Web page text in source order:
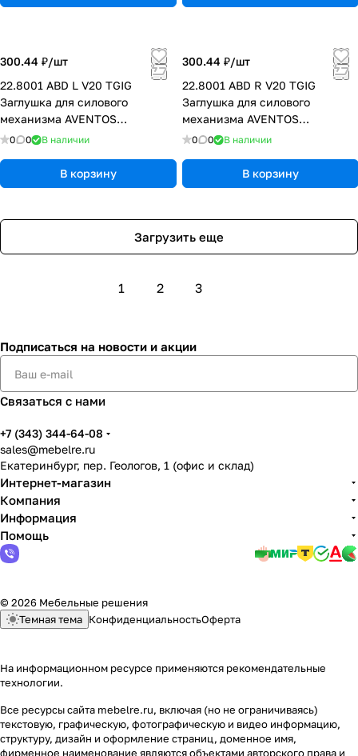
300.44 ₽/шт
22.8001 ABD L V20 TGIG
Заглушка для силового
механизма AVENTOS
"HF|HS|HL-TOP" - (L) - Темно-
0 0 В наличии
В корзину
300.44 ₽/шт
22.8001 ABD R V20 TGIG
Заглушка для силового
механизма AVENTOS
"HF|HS|HL-TOP" - (R) - Темно-
0 0 В наличии
В корзину
Загрузить еще
1 2 3
Подписаться на новости и акции
Связаться с нами
+7 (343) 344-64-08
sales@mebelre.ru
Екатеринбург, пер. Геологов, 1 (офис и склад)
Интернет-магазин
Компания
Информация
Помощь
© 2026 Мебельные решения
Темная тема КонфиденциальностьОферта
На информационном ресурсе применяются рекомендательные
технологии.
Все ресурсы сайта mebelre.ru, включая (но не ограничиваясь)
текстовую, графическую, фотографическую и видео информацию,
структуру, дизайн и оформление страниц, доменное имя,
фирменное наименование являются объектами авторского права и